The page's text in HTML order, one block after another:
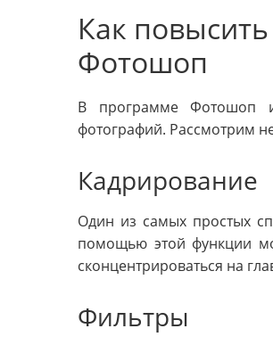
Как
Фотошоп
В программе Фотошоп
фотографий. Рассмотрим
Кадрирование
Один из самых простых
помощью этой функции
сконцентрироваться на
Фильтры